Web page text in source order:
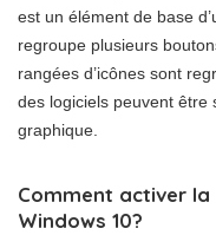
est un élément de base
regroupe plusieurs
rangées d’icônes sont
des logiciels peuvent être
graphique.
Comment activer
Windows 10?